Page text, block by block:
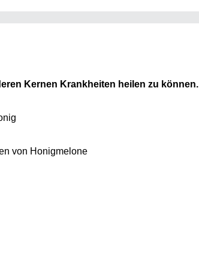
Kernen Krankheiten heilen zu können.
von Honigmelone